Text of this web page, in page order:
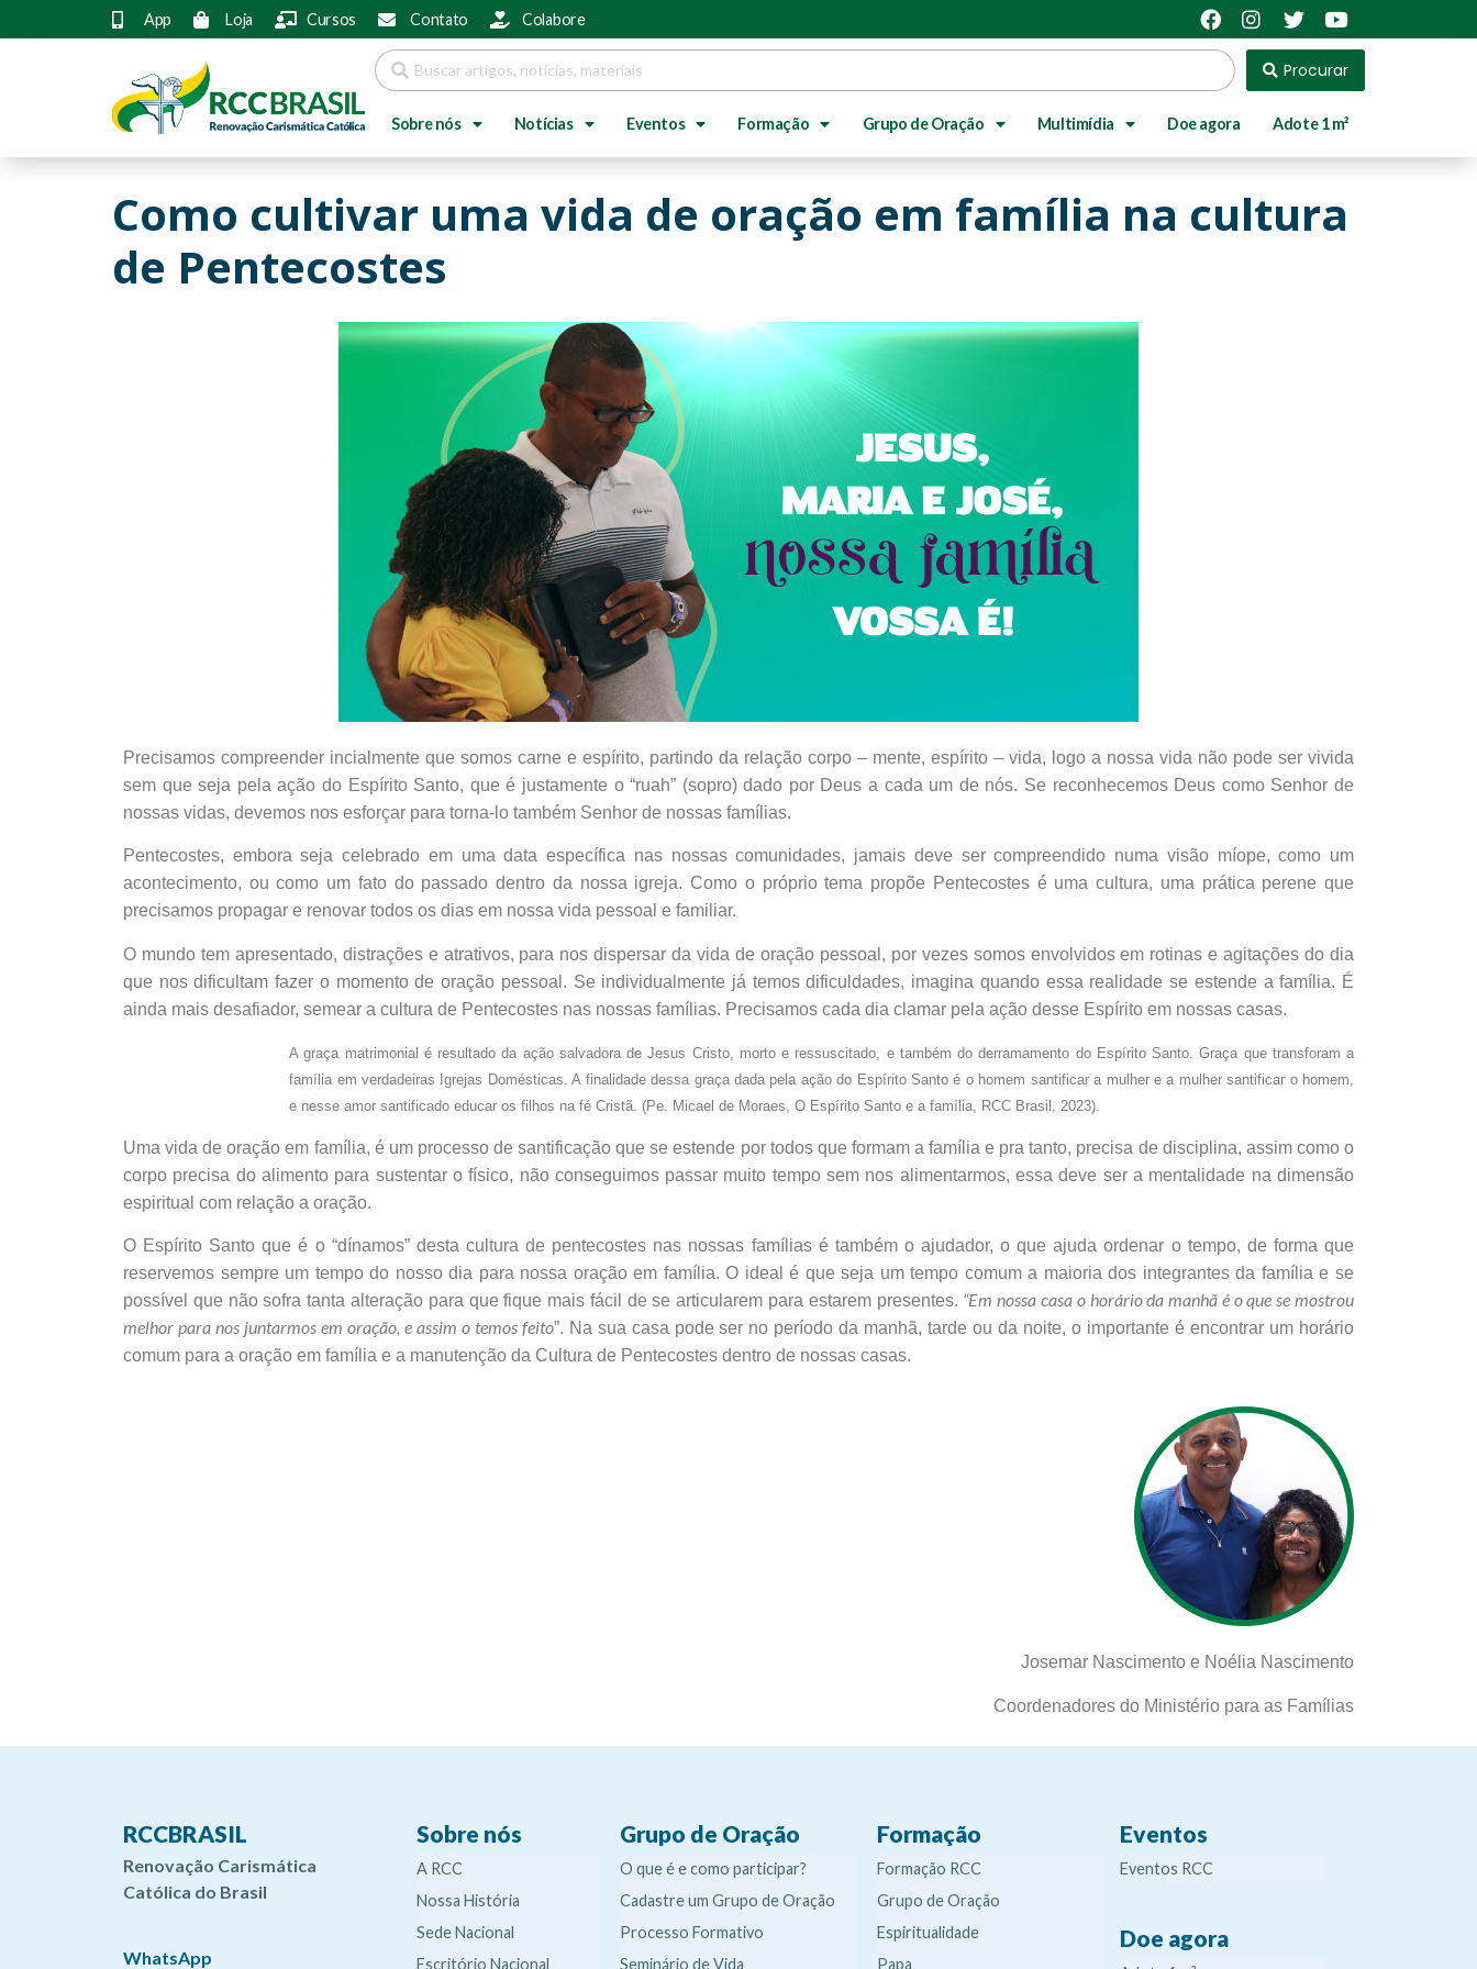
App Loja Cursos Contato Colabore
Procurar
Sobre nós Notícias Eventos Formação Grupo de Oração Multimídia Doe agora Adote 1 m²
Como cultivar uma vida de oração em família na cultura
de Pentecostes
Precisamos compreender incialmente que somos carne e espírito, partindo da relação corpo – mente, espírito – vida, logo a nossa vida não pode ser vivida
sem que seja pela ação do Espírito Santo, que é justamente o “ruah” (sopro) dado por Deus a cada um de nós. Se reconhecemos Deus como Senhor de
nossas vidas, devemos nos esforçar para torna-lo também Senhor de nossas famílias.
Pentecostes, embora seja celebrado em uma data específica nas nossas comunidades, jamais deve ser compreendido numa visão míope, como um
acontecimento, ou como um fato do passado dentro da nossa igreja. Como o próprio tema propõe Pentecostes é uma cultura, uma prática perene que
precisamos propagar e renovar todos os dias em nossa vida pessoal e familiar.
O mundo tem apresentado, distrações e atrativos, para nos dispersar da vida de oração pessoal, por vezes somos envolvidos em rotinas e agitações do dia
que nos dificultam fazer o momento de oração pessoal. Se individualmente já temos dificuldades, imagina quando essa realidade se estende a família. É
ainda mais desafiador, semear a cultura de Pentecostes nas nossas famílias. Precisamos cada dia clamar pela ação desse Espírito em nossas casas.
A graça matrimonial é resultado da ação salvadora de Jesus Cristo, morto e ressuscitado, e também do derramamento do Espírito Santo. Graça que transforam a
família em verdadeiras Igrejas Domésticas. A finalidade dessa graça dada pela ação do Espírito Santo é o homem santificar a mulher e a mulher santificar o homem,
e nesse amor santificado educar os filhos na fé Cristã. (Pe. Micael de Moraes, O Espírito Santo e a família, RCC Brasil, 2023).
Uma vida de oração em família, é um processo de santificação que se estende por todos que formam a família e pra tanto, precisa de disciplina, assim como o
corpo precisa do alimento para sustentar o físico, não conseguimos passar muito tempo sem nos alimentarmos, essa deve ser a mentalidade na dimensão
espiritual com relação a oração.
O Espírito Santo que é o “dínamos” desta cultura de pentecostes nas nossas famílias é também o ajudador, o que ajuda ordenar o tempo, de forma que
reservemos sempre um tempo do nosso dia para nossa oração em família. O ideal é que seja um tempo comum a maioria dos integrantes da família e se
possível que não sofra tanta alteração para que fique mais fácil de se articularem para estarem presentes. “Em nossa casa o horário da manhã é o que se mostrou
melhor para nos juntarmos em oração, e assim o temos feito”. Na sua casa pode ser no período da manhã, tarde ou da noite, o importante é encontrar um horário
comum para a oração em família e a manutenção da Cultura de Pentecostes dentro de nossas casas.
Josemar Nascimento e Noélia Nascimento
Coordenadores do Ministério para as Famílias
RCCBRASIL
Renovação Carismática
Católica do Brasil
WhatsApp
Sobre nós
A RCC
Nossa História
Sede Nacional
Escritório Nacional
Grupo de Oração
O que é e como participar?
Cadastre um Grupo de Oração
Processo Formativo
Seminário de Vida
Formação
Formação RCC
Grupo de Oração
Espiritualidade
Papa
Eventos
Eventos RCC
Doe agora